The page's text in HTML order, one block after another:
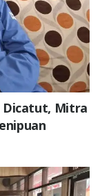
Dicatut, Mitra